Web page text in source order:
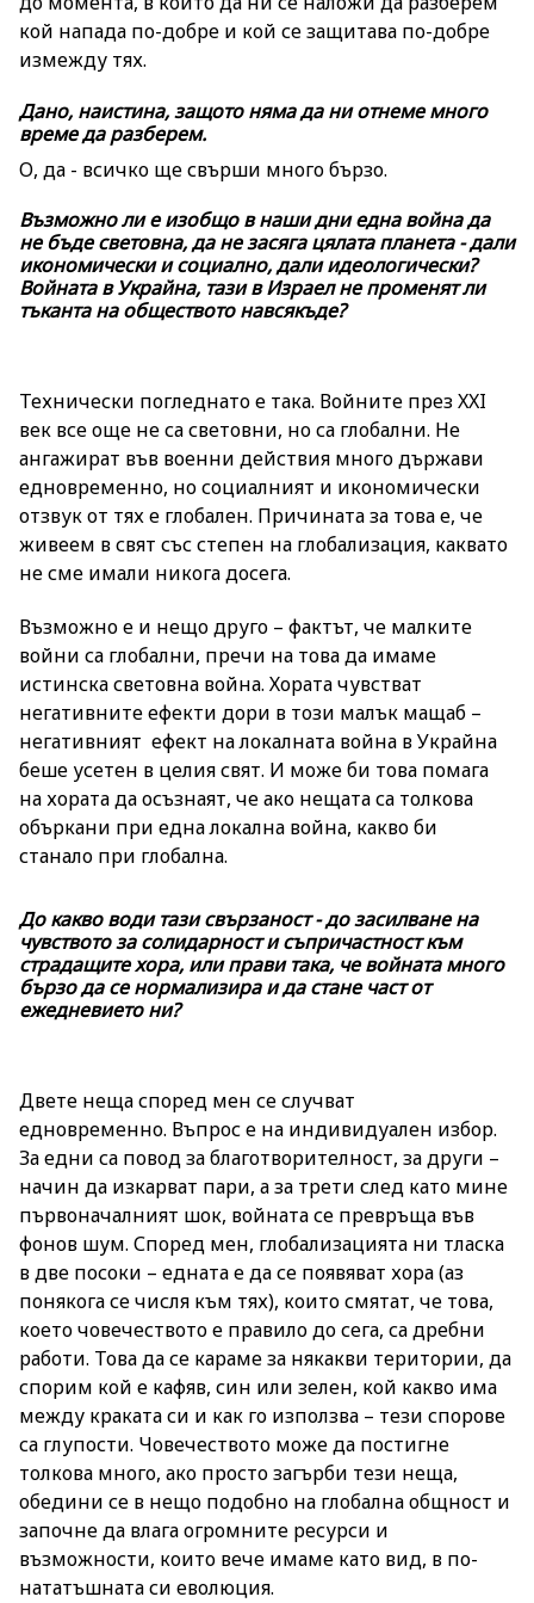
кой напада по-добре и кой се защитава по-добре
измежду тях.
Дано, наистина, защото няма да ни отнеме много
време да разберем.
О, да - всичко ще свърши много бързо.
Възможно ли е изобщо в наши дни една война да
не бъде световна, да не засяга цялата планета - дали
икономически и социално, дали идеологически?
Войната в Украйна, тази в Израел не променят ли
тъканта на обществото навсякъде?
Технически погледнато е така. Войните през XXI
век все още не са световни, но са глобални. Не
ангажират във военни действия много държави
едновременно, но социалният и икономически
отзвук от тях е глобален. Причината за това е, че
живеем в свят със степен на глобализация, каквато
не сме имали никога досега.
Възможно е и нещо друго – фактът, че малките
войни са глобални, пречи на това да имаме
истинска световна война. Хората чувстват
негативните ефекти дори в този малък мащаб –
негативният ефект на локалната война в Украйна
беше усетен в целия свят. И може би това помага
на хората да осъзнаят, че ако нещата са толкова
объркани при една локална война, какво би
станало при глобална.
До какво води тази свързаност - до засилване на
чувството за солидарност и съпричастност към
страдащите хора, или прави така, че войната много
бързо да се нормализира и да стане част от
ежедневието ни?
Двете неща според мен се случват
едновременно. Въпрос е на индивидуален избор.
За едни са повод за благотворителност, за други –
начин да изкарват пари, а за трети след като мине
първоначалният шок, войната се превръща във
фонов шум. Според мен, глобализацията ни тласка
в две посоки – едната е да се появяват хора (аз
понякога се числя към тях), които смятат, че това,
което човечеството е правило до сега, са дребни
работи. Това да се караме за някакви територии, да
спорим кой е кафяв, син или зелен, кой какво има
между краката си и как го използва – тези спорове
са глупости. Човечеството може да постигне
толкова много, ако просто загърби тези неща,
обедини се в нещо подобно на глобална общност и
започне да влага огромните ресурси и
възможности, които вече имаме като вид, в по-
нататъшната си еволюция.